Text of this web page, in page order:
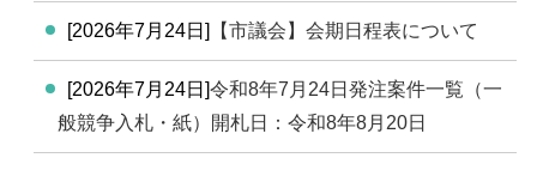
[2026年7月24日] 【市議会】会期日程表について
[2026年7月24日]令和8年7月24日発注案件一覧（一
般競争入札・紙）開札日：令和8年8月20日